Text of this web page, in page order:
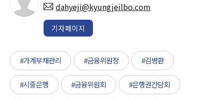
dahyeji@kyungjeilbo.com
기자페이지
#가계부채관리 #금융위원장 #김병환
#시중은행 #금융위원회 #은행권간담회